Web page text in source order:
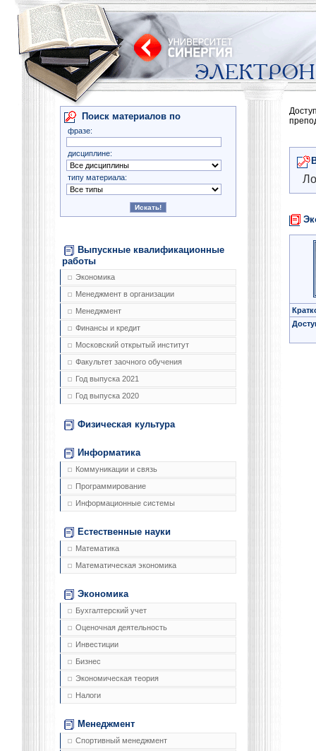
Поиск материалов по
фразе:
дисциплине:
типу материала:
Выпускные квалификационные
работы
Экономика
Менеджмент в организации
Менеджмент
Финансы и кредит
Московский открытый институт
Факультет заочного обучения
Год выпуска 2021
Год выпуска 2020
Физическая культура
Информатика
Коммуникации и связь
Программирование
Информационные системы
Естественные науки
Математика
Математическая экономика
Экономика
Бухгалтерский учет
Оценочная деятельность
Инвестиции
Бизнес
Экономическая теория
Налоги
Менеджмент
Спортивный менеджмент